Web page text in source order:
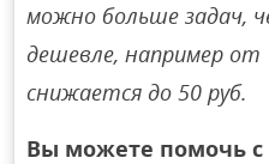
можно больше задач,
дешевле, например от
снижается до 50 руб.
Вы можете помочь